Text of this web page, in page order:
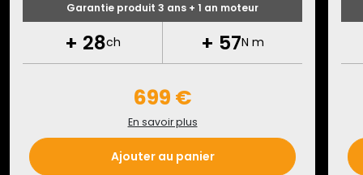
Garantie produit 3 ans + 1 an moteur
+ 28ch + 57N m
699 €
En savoir plus
Ajouter au panier